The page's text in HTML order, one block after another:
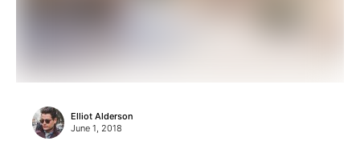
Elliot Alderson
June 1, 2018